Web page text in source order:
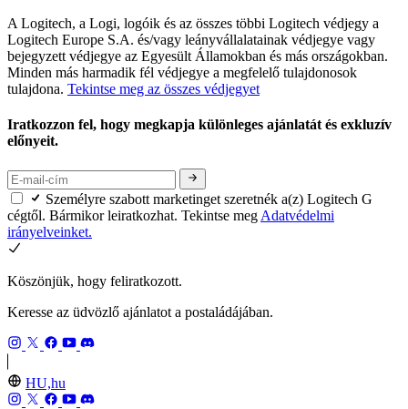
A Logitech, a Logi, logóik és az összes többi Logitech védjegy a
Logitech Europe S.A. és/vagy leányvállalatainak védjegye vagy
bejegyzett védjegye az Egyesült Államokban és más országokban.
Minden más harmadik fél védjegye a megfelelő tulajdonosok
tulajdona. Tekintse meg az összes védjegyet
Iratkozzon fel, hogy megkapja különleges ajánlatát és exkluzív
előnyeit.
Személyre szabott marketinget szeretnék a(z) Logitech G
cégtől. Bármikor leiratkozhat. Tekintse meg Adatvédelmi
irányelveinket.
Köszönjük, hogy feliratkozott.
Keresse az üdvözlő ajánlatot a postaládájában.
HU,hu